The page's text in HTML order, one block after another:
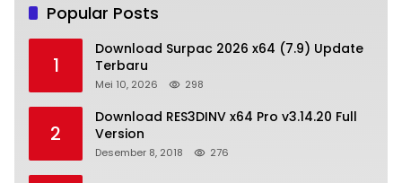
Popular Posts
1
Download Surpac 2026 x64 (7.9) Update
Terbaru
Mei 10, 2026 298
2
Download RES3DINV x64 Pro v3.14.20 Full
Version
Desember 8, 2018 276